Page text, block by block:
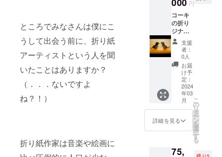
ところでみなさんは僕にこ
うして出会う前に、折り紙
アーティストという人を聞
いたことはありますか？
（．．．ないですよ
ね？！）
折り紙作家は音楽や絵画に
で和紙
応援し
ます。
僕の活
動を応
援でき
ると同
時に日
本の世
界無形
文化遺
産であ
る和紙
も応援
できる
ていま
ワッペ
ンを貼
るもよ
し。基
本的に
何を書
いても
何をし
てもい
いで
す！(現
地で着
ること
を考え
て常識
とやい
インで
の開催
はzoom
を使用
します
ので、
zoomを
使用し
たこと
が無い
方は、
以下の
ZOOM
の公式
ページ
zoomの
境の確
円
コーキ
の折り
ジナル
作品
ねこ 使
用用紙
など、
写真と
異なる
場合が
ありま
す。 作
品はア
クリル
ケース
に入れ
サイン
支援
者：
0人
お届
け予
定：
2024
年03
月
詳細を見る
こ
の
リ
タ
ー
ン
を
選
択
す
る
75,